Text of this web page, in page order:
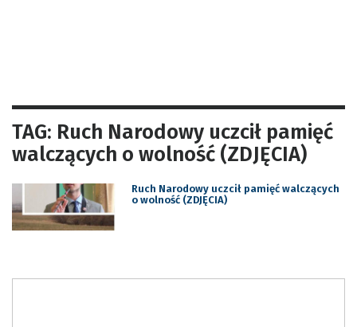
TAG: Ruch Narodowy uczcił pamięć
walczących o wolność (ZDJĘCIA)
Ruch Narodowy uczcił pamięć walczących
o wolność (ZDJĘCIA)